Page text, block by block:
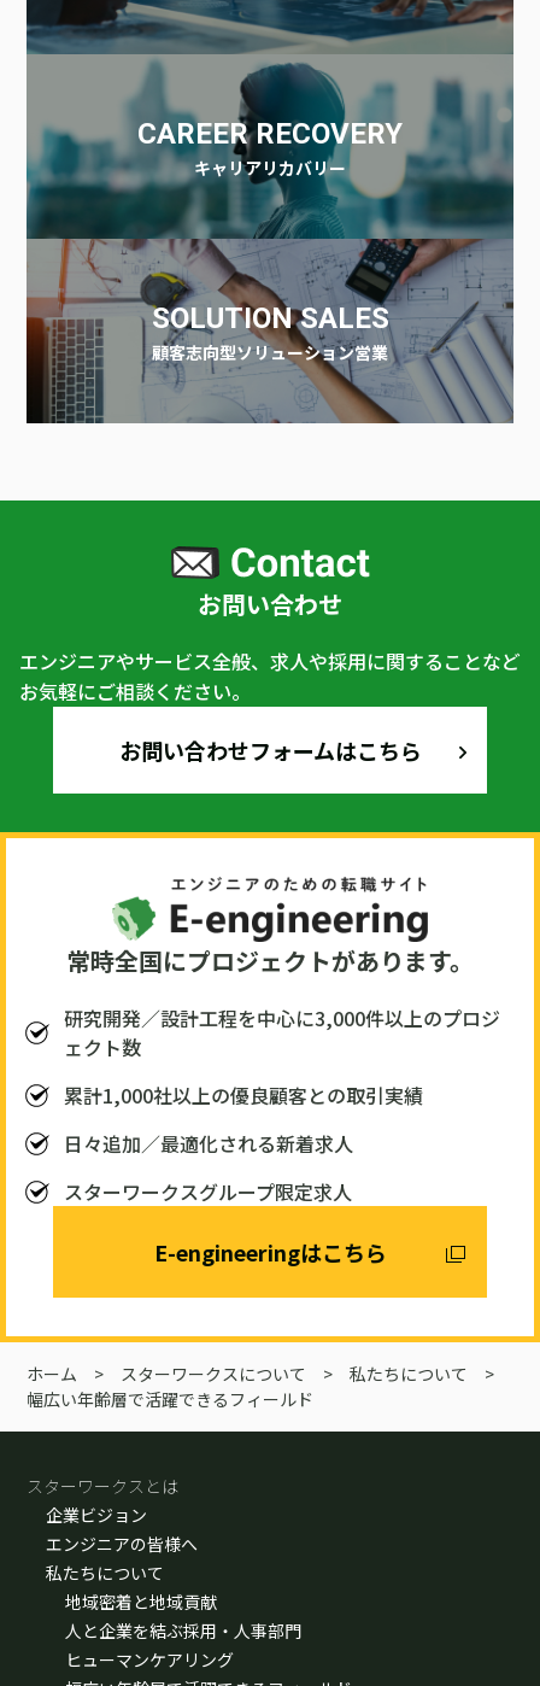
CAREER RECOVERY
キャリアリカバリー
SOLUTION SALES
顧客志向型ソリューション営業
お問い合わせ
エンジニアやサービス全般、求人や採用に関することなど
お気軽にご相談ください。
お問い合わせフォームはこちら
常時全国にプロジェクトがあります。
研究開発／設計工程を中心に3,000件以上のプロジ
ェクト数
累計1,000社以上の優良顧客との取引実績
日々追加／最適化される新着求人
スターワークスグループ限定求人
E-engineeringはこちら
ホーム > スターワークスについて >私たちについて
>
幅広い年齢層で活躍できるフィールド
スターワークスとは
企業ビジョン
エンジニアの皆様へ
私たちについて
地域密着と地域貢献
人と企業を結ぶ採用・人事部門
ヒューマンケアリング